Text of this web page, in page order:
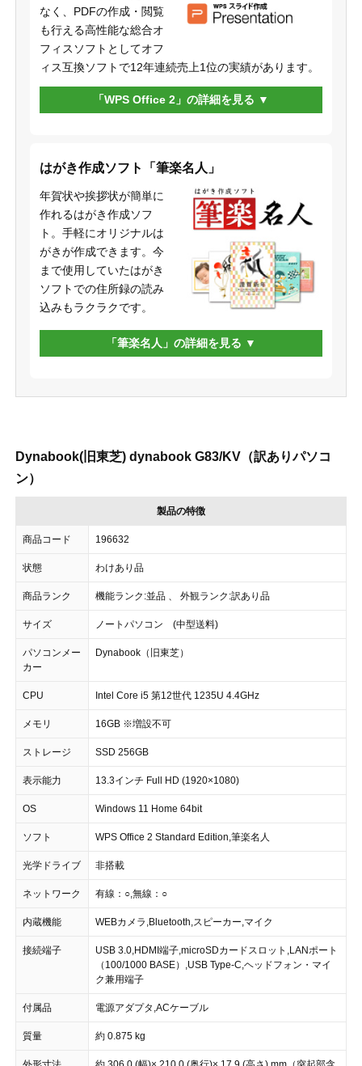
なく、PDFの作成・閲覧
も行える高性能な総合オ
フィスソフトとしてオフ
ィス互換ソフトで12年連続売上1位の実績があります。
「WPS Office 2」の詳細を見る
はがき作成ソフト「筆楽名人」
年賀状や挨拶状が簡単に
作れるはがき作成ソフ
ト。手軽にオリジナルは
がきが作成できます。今
まで使用していたはがき
ソフトでの住所録の読み
込みもラクラクです。
「筆楽名人」の詳細を見る
Dynabook(旧東芝) dynabook G83/KV（訳ありパソコ
ン）
製品の特徴
商品コード 196632
状態 わけあり品
商品ランク 機能ランク:並品 、 外観ランク:訳あり品
サイズ ノートパソコン (中型送料)
パソコンメー
カー
Dynabook（旧東芝）
CPU Intel Core i5 第12世代 1235U 4.4GHz
メモリ 16GB ※増設不可
ストレージ SSD 256GB
表示能力 13.3インチ Full HD (1920×1080)
OS Windows 11 Home 64bit
ソフト WPS Office 2 Standard Edition,筆楽名人
光学ドライブ 非搭載
ネットワーク 有線：○,無線：○
内蔵機能 WEBカメラ,Bluetooth,スピーカー,マイク
接続端子
USB 3.0,HDMI端子,microSDカードスロット,LANポート
（100/1000 BASE）,USB Type-C,ヘッドフォン・マイ
ク兼用端子
付属品 電源アダプタ,ACケーブル
質量 約 0.875 kg